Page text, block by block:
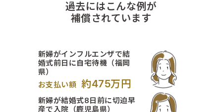
過去にはこんな例が
補償されています
新婦がインフルエンザで結
婚式前日に自宅待機（福岡
県）
お支払い額 約475万円
新婦が結婚式8日前に切迫早
産で入院（鹿児島県）